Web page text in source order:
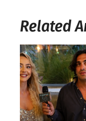
Related